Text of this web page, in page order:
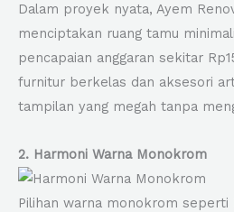
Dalam proyek nyata, Ayem
menciptakan ruang tamu
pencapaian anggaran sekitar
furnitur berkelas dan aksesori
tampilan yang megah tanpa
2. Harmoni Warna Monokrom
Pilihan warna monokrom